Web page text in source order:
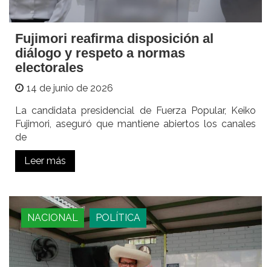
Fujimori reafirma disposición al
diálogo y respeto a normas
electorales
14 de junio de 2026
La candidata presidencial de Fuerza Popular, Keiko
Fujimori, aseguró que mantiene abiertos los canales
de
Leer más
NACIONAL POLÍTICA